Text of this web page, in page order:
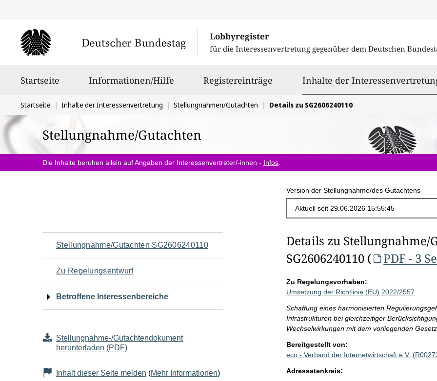
Lobbyregister
für die Interessenvertretung gegenüber dem Deutschen
Startseite Informationen/Hilfe Registereinträge Inhalte der
Sie
befinden
sich
hier:
Startseite Inhalte der Interessenvertretung Stellungnahmen/Gutachten Details zu SG2606240110
Stellungnahme/Gutachten
Die Inhalte beruhen allein auf Angaben der Interessenvertreter/-innen - Infos
Version der Stellungnahme/des Gutachtens
Navigation
für
den
Seiteninhalt
Stellungnahme/Gutachten SG2606240110
Zu Regelungsentwurf
Betroffene Interessenbereiche
Stellungnahme-/Gutachtendokument
herunterladen (PDF)
Inhalt dieser Seite melden (Mehr Informationen)
Details zu Stellungnahme/
SG2606240110 (
PDF - 3
Zu Regelungsvorhaben:
Umsetzung der Richtlinie (EU) 2022/2557
Schaffung eines harmonisierten
Infrastrukturen bei gleichzeitiger
Wechselwirkungen mit dem vorliegenden
Bereitgestellt von:
eco - Verband der Internetwirtschaft e.V.
Adressatenkreis: